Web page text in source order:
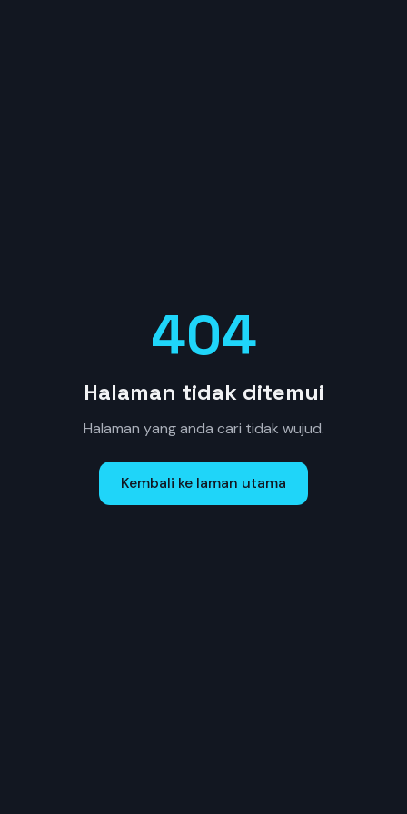
404
Halaman tidak ditemui
Halaman yang anda cari tidak wujud.
Kembali ke laman utama